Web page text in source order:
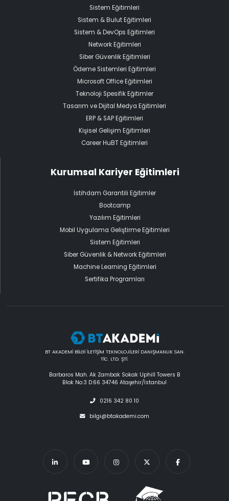
Sistem Eğitimleri
Sistem & Bulut Eğitimleri
Sistem & DevOps Eğitimleri
Network Eğitimleri
Siber Güvenlik Eğitimleri
Ödeme Sistemleri Eğitimleri
Microsoft Office Eğitimleri
Teknoloji Spesifik Eğitimler
Tasarım ve Dijital Medya Eğitimleri
ERP & SAP Eğitimleri
Kişisel Gelişim Eğitimleri
Career HuBT Eğitimleri
Kurumsal Kariyer Eğitimleri
İstihdam Garantili Eğitimler
Bootcamp
Yazılım Eğitimleri
Mobil Uygulama Geliştirme Eğitimleri
Sistem Eğitimleri
Siber Güvenlik & Network Eğitimleri
Machine Learning Eğitimleri
Sertifika Programları
BT AKADEMİ BİLGİ İLETİŞİM TEKNOLOJİLERİ DANIŞMANLIK SAN.
TİC. LTD. ŞTİ.
Barbaros Mah. Ak Zambak Sokak Uphill Towers B
Blok No:3 D:66 34746 Ataşehir/İstanbul
0216 342 80 10
bilgi@btakademi.com